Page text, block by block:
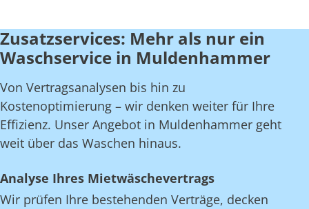
Zusatzservices: Mehr als nur ein
Waschservice in Muldenhammer
Von Vertragsanalysen bis hin zu
Kostenoptimierung – wir denken weiter für Ihre
Effizienz. Unser Angebot in Muldenhammer geht
weit über das Waschen hinaus.
Analyse Ihres Mietwäschevertrags
Wir prüfen Ihre bestehenden Verträge, decken